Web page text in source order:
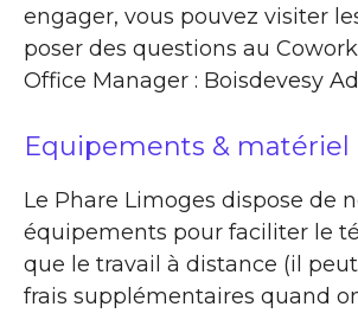
engager, vous pouvez visiter
poser des questions au
Office Manager : Boisdevesy
Equipements & matériel
Le Phare Limoges dispose de
équipements pour faciliter le
que le travail à distance (il
frais supplémentaires quand